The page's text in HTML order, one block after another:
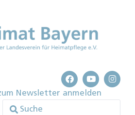
Newsletter anmelden